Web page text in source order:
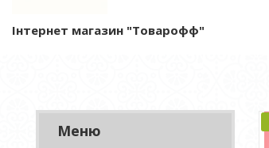
Інтернет магазин "Товарофф"